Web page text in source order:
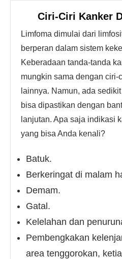
Ciri-Ciri Kanker
Limfoma dimulai dari
berperan dalam sistem
Keberadaan tanda-tanda
mungkin sama dengan ciri-
lainnya. Namun, ada
bisa dipastikan dengan
lanjutan. Apa saja indikasi
yang bisa Anda kenali?
Batuk.
Berkeringat di malam
Demam.
Gatal.
Kelelahan dan
Pembengkakan
area tenggorokan,